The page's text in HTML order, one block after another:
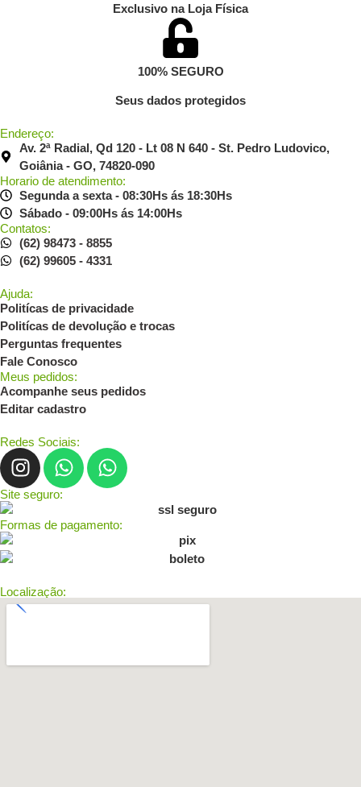
Exclusivo na Loja Física
100% SEGURO
Seus dados protegidos
Endereço:
Av. 2ª Radial, Qd 120 - Lt 08 N 640 - St. Pedro Ludovico,
Goiânia - GO, 74820-090
Horario de atendimento:
Segunda a sexta - 08:30Hs ás 18:30Hs
Sábado - 09:00Hs ás 14:00Hs
Contatos:
(62) 98473 - 8855
(62) 99605 - 4331
Ajuda:
Politícas de privacidade
Politícas de devolução e trocas
Perguntas frequentes
Fale Conosco
Meus pedidos:
Acompanhe seus pedidos
Editar cadastro
Redes Sociais:
Site seguro:
Formas de pagamento:
Localização: